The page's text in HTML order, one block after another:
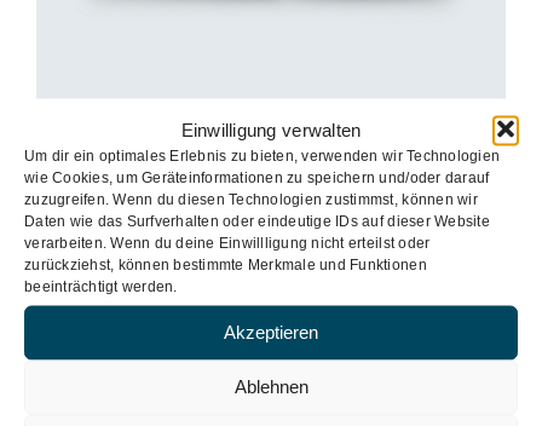
Einwilligung verwalten
Um dir ein optimales Erlebnis zu bieten, verwenden wir Technologien
wie Cookies, um Geräteinformationen zu speichern und/oder darauf
zuzugreifen. Wenn du diesen Technologien zustimmst, können wir
Daten wie das Surfverhalten oder eindeutige IDs auf dieser Website
verarbeiten. Wenn du deine Einwillligung nicht erteilst oder
zurückziehst, können bestimmte Merkmale und Funktionen
beeinträchtigt werden.
Akzeptieren
Ablehnen